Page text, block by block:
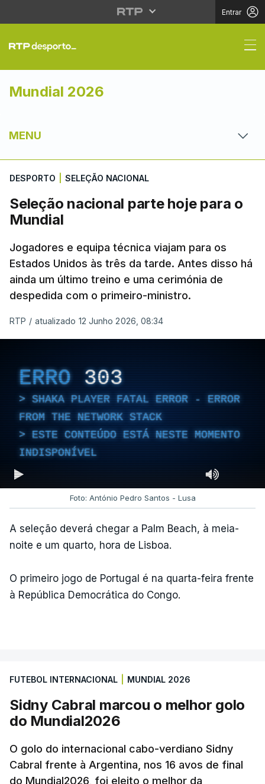
Entrar
Seleção nacional
Mundial 2026
MENU
DESPORTO SELEÇÃO NACIONAL
Seleção nacional parte hoje para o
Mundial
Jogadores e equipa técnica viajam para os
Estados Unidos às três da tarde. Antes disso há
ainda um último treino e uma cerimónia de
despedida com o primeiro-ministro.
RTP / atualizado 12 Junho 2026, 08:34
ERRO 303
SHAKA PLAYER FATAL ERROR - ERROR
FROM THE NETWORK STACK
ESTE CONTEÚDO ESTÁ NESTE MOMENTO
INDISPONÍVEL
Foto: António Pedro Santos - Lusa
A seleção deverá chegar a Palm Beach, à meia-
noite e um quarto, hora de Lisboa.
O primeiro jogo de Portugal é na quarta-feira frente
à República Democrática do Congo.
FUTEBOL INTERNACIONAL MUNDIAL 2026
Sidny Cabral marcou o melhor golo
do Mundial2026
O golo do internacional cabo-verdiano Sidny
Cabral frente à Argentina, nos 16 avos de final
do Mundial2026, foi eleito o melhor da